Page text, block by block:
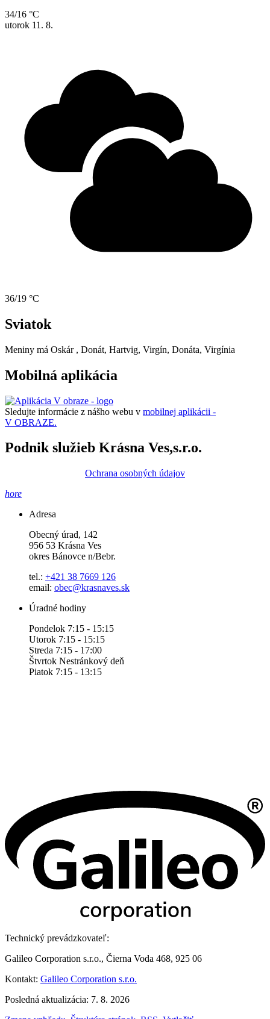
34/16 °C
utorok 11. 8.
36/19 °C
Sviatok
Meniny má Oskár , Donát, Hartvig, Virgín, Donáta, Virgínia
Mobilná aplikácia
Sledujte informácie z nášho webu v mobilnej aplikácii -
V OBRAZE.
Podnik služieb Krásna Ves,s.r.o.
Ochrana osobných údajov
hore
Adresa
Obecný úrad, 142
956 53 Krásna Ves
okres Bánovce n/Bebr.
tel.: +421 38 7669 126
email: obec@krasnaves.sk
Úradné hodiny
Pondelok 7:15 - 15:15
Utorok 7:15 - 15:15
Streda 7:15 - 17:00
Štvrtok Nestránkový deň
Piatok 7:15 - 13:15
Technický prevádzkovateľ:
Galileo Corporation s.r.o., Čierna Voda 468, 925 06
Kontakt: Galileo Corporation s.r.o.
Posledná aktualizácia: 7. 8. 2026